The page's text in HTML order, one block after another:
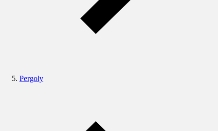
Pergoly